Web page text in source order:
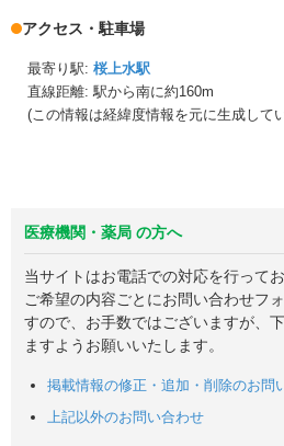
アクセス・駐車場
最寄り駅: 桜上水駅
直線距離: 駅から南に約160m
(この情報は経緯度情報を元に生成して
医療機関・薬局 の方へ
当サイトはお電話での対応を行ってお
ご希望の内容ごとにお問い合わせフ
すので、お手数ではございますが、
ますようお願いいたします。
掲載情報の修正・追加・削除のお問
上記以外のお問い合わせ